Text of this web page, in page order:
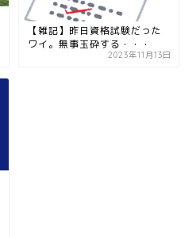
【雑記】昨日資格試験だった
ワイ。無事玉砕する・・・
2023年11月13日